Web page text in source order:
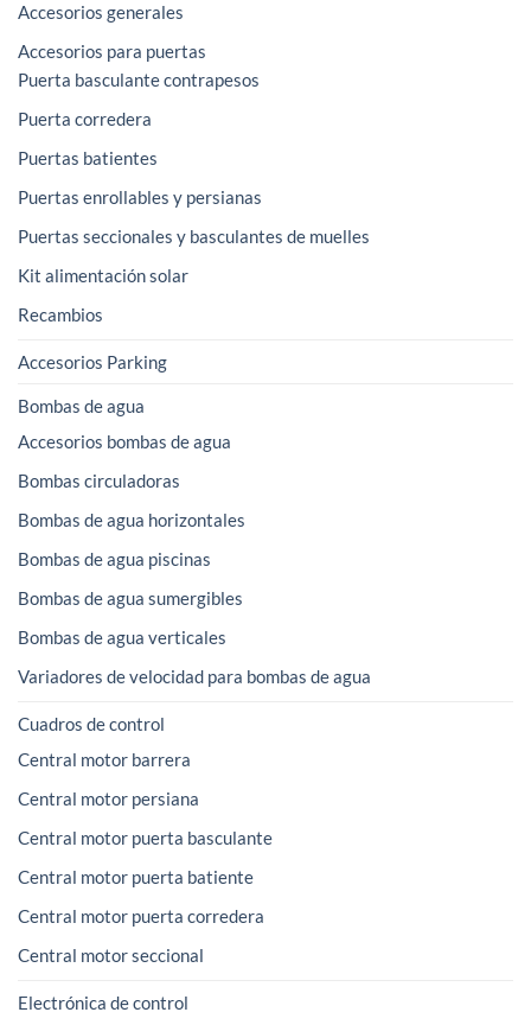
Accesorios generales
Accesorios para puertas
Puerta basculante contrapesos
Puerta corredera
Puertas batientes
Puertas enrollables y persianas
Puertas seccionales y basculantes de muelles
Kit alimentación solar
Recambios
Accesorios Parking
Bombas de agua
Accesorios bombas de agua
Bombas circuladoras
Bombas de agua horizontales
Bombas de agua piscinas
Bombas de agua sumergibles
Bombas de agua verticales
Variadores de velocidad para bombas de agua
Cuadros de control
Central motor barrera
Central motor persiana
Central motor puerta basculante
Central motor puerta batiente
Central motor puerta corredera
Central motor seccional
Electrónica de control